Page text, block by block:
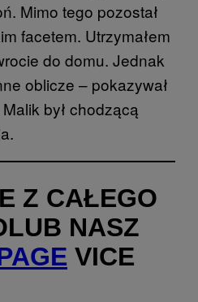
Mimo tego pozostał
facetem. Utrzymałem
do domu. Jednak
oblicze – pokazywał
był chodzącą
Z CAŁEGO
NASZ
VICE